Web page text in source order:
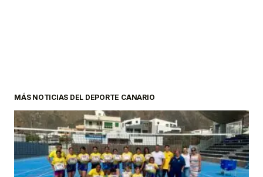
MÁS NOTICIAS DEL DEPORTE CANARIO